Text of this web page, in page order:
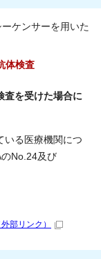
ーケンサーを用いた
体検査
査を受けた場合に
いる医療機関につ
No.24及び
外部リンク）